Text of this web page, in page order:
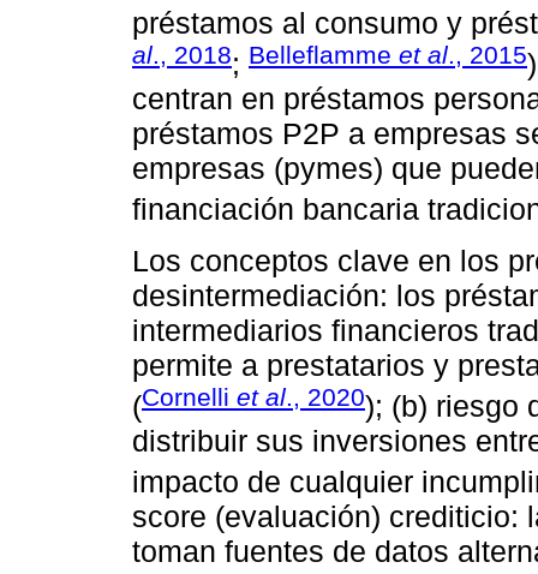
préstamos al consumo y
al., 2018; Belleflamme et al., 2015
centran en préstamos
préstamos P2P a empresas
empresas (pymes) que
financiación bancaria
Los conceptos clave en los
desintermediación: los
intermediarios financieros
permite a prestatarios y
(Cornelli et al., 2020); (b) riesgo
distribuir sus inversiones
impacto de cualquier
score (evaluación) crediticio:
toman fuentes de datos